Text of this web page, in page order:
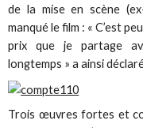
de la mise en scène
manqué le film : « C’est
prix que je partage
longtemps » a ainsi
Trois œuvres fortes et